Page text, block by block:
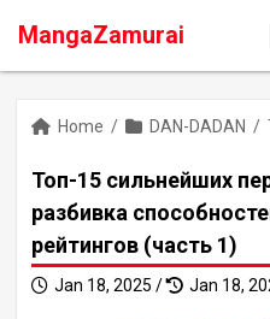
MangaZamurai
Home / DAN-DADAN /
Топ-15 сильнейших
разбивка
рейтингов (часть 1)
Jan 18, 2025 / Jan 18,